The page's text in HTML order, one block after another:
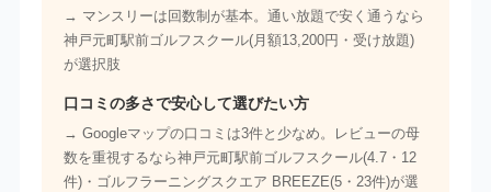
→ マンスリーは回数制が基本。通い放題で安く通うなら
神戸元町駅前ゴルフスクール(月額13,200円・受け放題)
が選択肢
口コミの多さで安心して選びたい方
→ Googleマップの口コミは3件と少なめ。レビューの母
数を重視するなら神戸元町駅前ゴルフスクール(4.7・12
件)・ゴルフラーニングスクエア BREEZE(5・23件)が選